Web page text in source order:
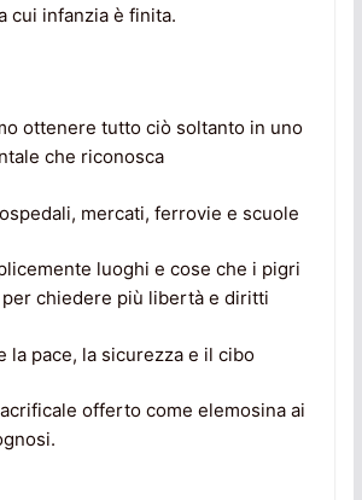
cui infanzia è finita.
ottenere tutto ciò soltanto in uno
che riconosca
mercati, ferrovie e scuole
luoghi e cose che i pigri
chiedere più libertà e diritti
la pace, la sicurezza e il cibo
offerto come elemosina ai